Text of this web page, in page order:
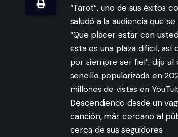
“Tarot”, uno de sus éxitos
saludó a la audiencia que
“Que placer estar con
esta es una plaza difícil, así
por siempre ser fiel”, dijo
sencillo popularizado en
millones de vistas en
Descendiendo desde un
canción, más cercano al
cerca de sus seguidores.